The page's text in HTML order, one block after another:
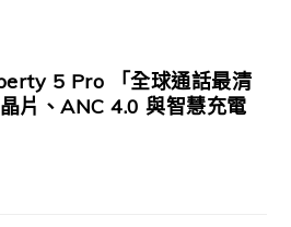
5 Pro 「全球通話最清
片、ANC 4.0 與智慧充電